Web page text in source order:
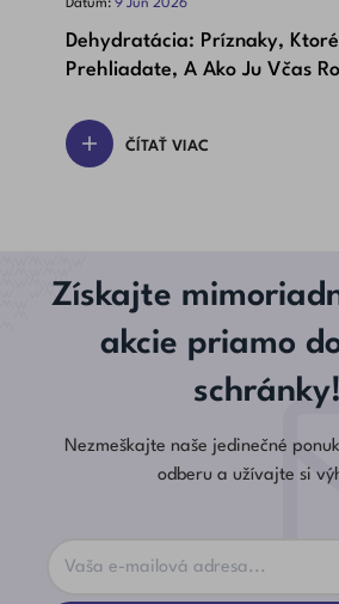
Dátum: 9 Jun 2026
Dehydratácia: Príznaky,
Prehliadate, A Ako Ju Včas
ČÍTAŤ VIAC
Získajte
akcie priamo
schránky!
Nezmeškajte naše jedinečné
odberu a užívajte si